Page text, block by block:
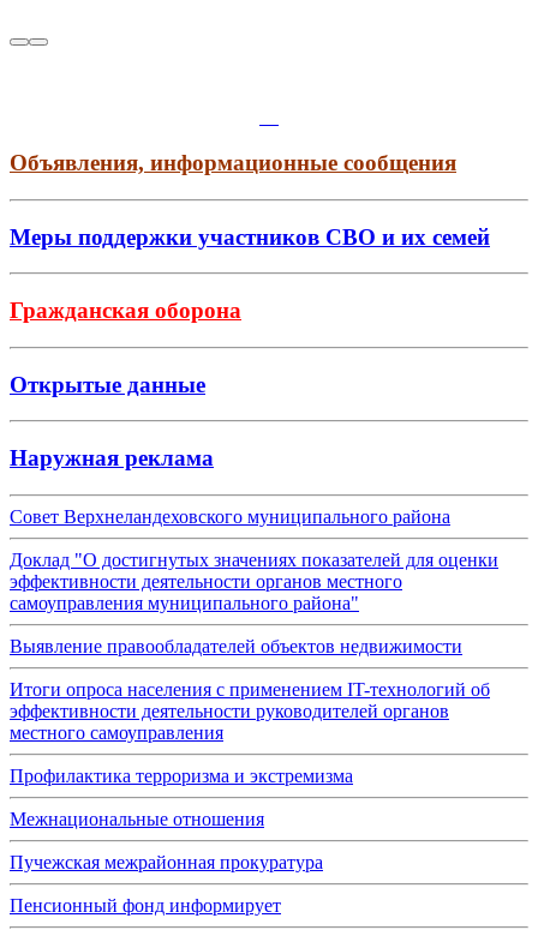
Объявления, информационные сообщения
Меры поддержки участников СВО и их семей
Гражданская оборона
Открытые данные
Наружная реклама
Совет Верхнеландеховского муниципального района
Доклад "О достигнутых значениях показателей для оценки
эффективности деятельности органов местного
самоуправления муниципального района"
Выявление правообладателей объектов недвижимости
Итоги опроса населения с применением IT-технологий об
эффективности деятельности руководителей органов
местного самоуправления
Профилактика терроризма и экстремизма
Межнациональные отношения
Пучежская межрайонная прокуратура
Пенсионный фонд информирует